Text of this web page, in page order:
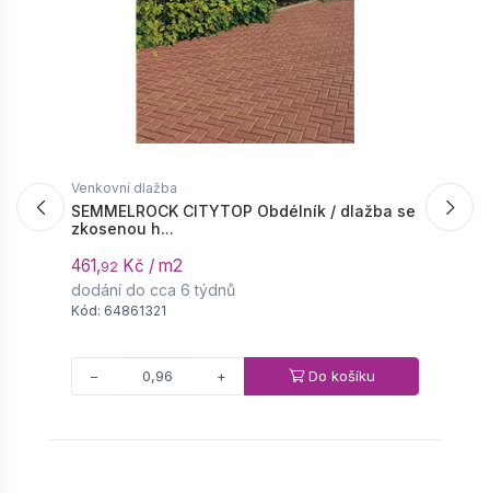
Venkovní dlažba
SEMMELROCK CITYTOP Obdélník / dlažba se
zkosenou h...
461,92 Kč / m2
dodání do cca 6 týdnů
Kód: 64861321
− + Do košíku